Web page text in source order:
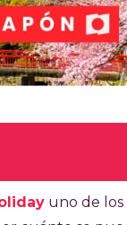
uno de los